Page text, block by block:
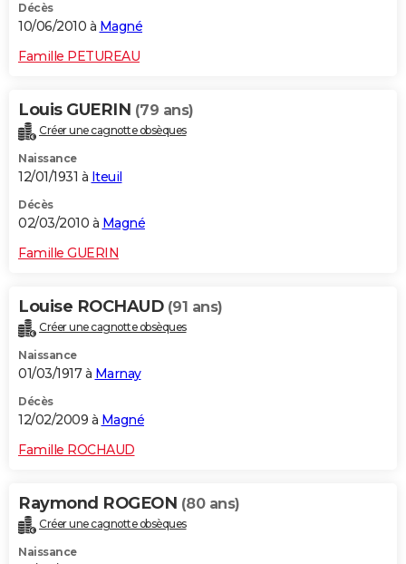
Décès
10/06/2010 à Magné
Famille PETUREAU
Louis GUERIN (79 ans)
Créer une cagnotte obsèques
Naissance
12/01/1931 à Iteuil
Décès
02/03/2010 à Magné
Famille GUERIN
Louise ROCHAUD (91 ans)
Créer une cagnotte obsèques
Naissance
01/03/1917 à Marnay
Décès
12/02/2009 à Magné
Famille ROCHAUD
Raymond ROGEON (80 ans)
Créer une cagnotte obsèques
Naissance